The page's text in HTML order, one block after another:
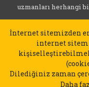
uzmanları herhangi
İnternet sitemizden
internet
Dilediğiniz zaman
Daha